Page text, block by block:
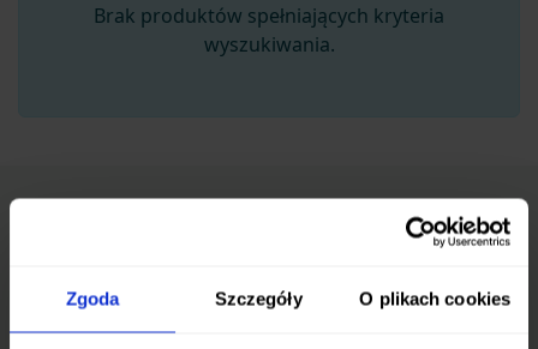
Zgoda Szczegóły O plikach cookies
Brak produktów spełniających kryteria
wyszukiwania.
Zapisz się do newslettera